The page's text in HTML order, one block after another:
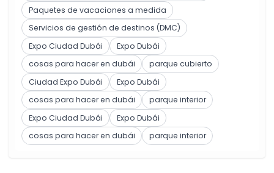
Paquetes de vacaciones a medida
Servicios de gestión de destinos (DMC)
Expo Ciudad Dubái
Expo Dubái
cosas para hacer en dubái
parque cubierto
Ciudad Expo Dubái
Expo Dubái
cosas para hacer en dubái
parque interior
Expo Ciudad Dubái
Expo Dubái
cosas para hacer en dubái
parque interior